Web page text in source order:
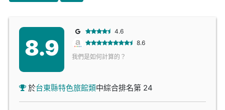
8.9
4.6
8.6
我們是如何計算的？
於台東縣特色旅館類中綜合排名第 24